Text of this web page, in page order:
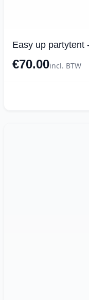
Easy up partytent
€70.00incl. BTW